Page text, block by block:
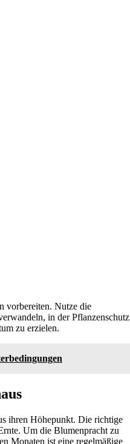
vorbereiten. Nutze die
in der Pflanzenschutz
zu erzielen.
ihren Höhepunkt. Die richtige
Um die Blumenpracht zu
Monaten ist eine regelmäßige